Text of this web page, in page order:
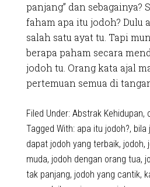
panjang” dan sebagainya?
faham apa itu jodoh? Dulu
salah satu ayat tu. Tapi
berapa paham secara
jodoh tu. Orang kata ajal
pertemuan semua di
Filed Under: Abstrak Kehidupan,
Tagged With: apa itu jodoh?, bila
dapat jodoh yang terbaik, jodoh,
muda, jodoh dengan orang tua,
tak panjang, jodoh yang cantik,